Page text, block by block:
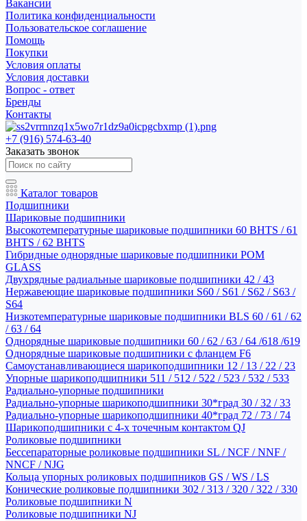
Вакансии
Политика конфиденциальности
Пользовательское соглашение
Помощь
Покупки
Условия оплаты
Условия доставки
Вопрос - ответ
Бренды
Контакты
+7 (916) 574-63-40
Заказать звонок
Каталог товаров
Подшипники
Шариковые подшипники
Высокотемпературные шариковые подшипники 60 BHTS / 61
BHTS / 62 BHTS
Гибридные однорядные шариковые подшипники POM
GLASS
Двухрядные радиальные шариковые подшипники 42 / 43
Нержавеющие шариковые подшипники S60 / S61 / S62 / S63 /
S64
Низкотемпературные шариковые подшипники BLS 60 / 61 / 62
/ 63 / 64
Однорядные шариковые подшипники 60 / 62 / 63 / 64 /618 /619
Однорядные шариковые подшипники с фланцем F6
Самоустанавливающиеся шарикоподшипники 12 / 13 / 22 / 23
Упорные шарикоподшипники 511 / 512 / 522 / 523 / 532 / 533
Радиально-упорные подшипники
Радиально-упорные шарикоподшипники 30*град 30 / 32 / 33
Радиально-упорные шарикоподшипники 40*град 72 / 73 / 74
Шарикоподшипники с 4-х точечным контактом QJ
Роликовые подшипники
Бессепараторные роликовые подшипники SL / NCF / NNF /
NNCF / NJG
Кольца упорных роликовых подшипников GS / WS / LS
Конические роликовые подшипники 302 / 313 / 320 / 322 / 330
Роликовые подшипники N
Роликовые подшипники NJ